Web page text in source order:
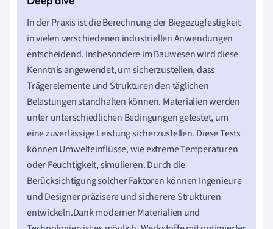
In der Praxis ist die Berechnung der Biegezugfestigkeit
in vielen verschiedenen industriellen Anwendungen
entscheidend. Insbesondere im Bauwesen wird diese
Kenntnis angewendet, um sicherzustellen, dass
Trägerelemente und Strukturen den täglichen
Belastungen standhalten können. Materialien werden
unter unterschiedlichen Bedingungen getestet, um
eine zuverlässige Leistung sicherzustellen. Diese Tests
können Umwelteinflüsse, wie extreme Temperaturen
oder Feuchtigkeit, simulieren. Durch die
Berücksichtigung solcher Faktoren können Ingenieure
und Designer präzisere und sicherere Strukturen
entwickeln.Dank moderner Materialien und